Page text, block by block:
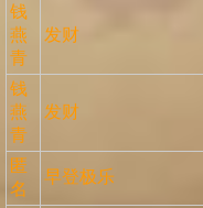
钱
燕
青
发财
钱
燕
青
发财
匿
名
早登极乐